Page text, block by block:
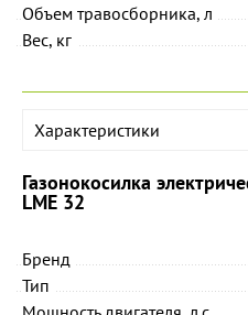
Объем травосборника, л
Вес, кг
Характеристики
Газонокосилка
LME 32
Бренд
Тип